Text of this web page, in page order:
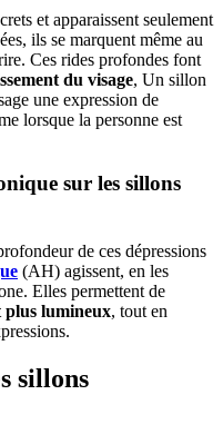
et apparaissent seulement
ils se marquent même au
Ces rides profondes font
du visage, Un sillon
une expression de
lorsque la personne est
sur les sillons
de ces dépressions
(AH) agissent, en les
Elles permettent de
plus lumineux, tout en
sillons